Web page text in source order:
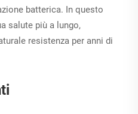
batterica. In questo
salute più a lungo,
resistenza per anni di